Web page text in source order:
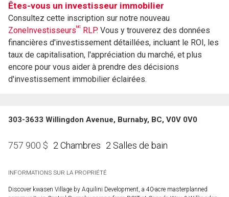
Êtes-vous un investisseur immobilier
Consultez cette inscription sur notre nouveau
ZoneInvestisseursMC RLP. Vous y trouverez des données
financières d'investissement détaillées, incluant le ROI, les
taux de capitalisation, l'appréciation du marché, et plus
encore pour vous aider à prendre des décisions
d'investissement immobilier éclairées.
303-3633 Willingdon Avenue, Burnaby, BC, V0V 0V0
757 900 $ 2 Chambres 2 Salles de bain
INFORMATIONS SUR LA PROPRIÉTÉ
Discover kwasen Village by Aquilini Development, a 40-acre masterplanned